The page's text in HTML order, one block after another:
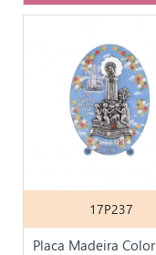
17P237